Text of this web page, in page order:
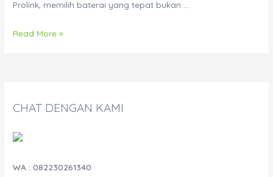
Prolink, memilih baterai yang tepat bukan …
Perbandingan
vs
GP12170
Read More »
CHAT DENGAN KAMI
WA : 082230261340